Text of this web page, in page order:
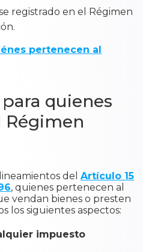
registrado en el Régimen
pertenecen al
quienes
Régimen
del Artículo 15
, quienes pertenecen al
vendan bienes o presten
los siguientes aspectos:
impuesto